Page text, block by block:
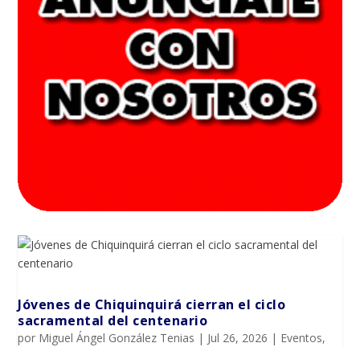
Jóvenes de Chiquinquirá cierran el ciclo
sacramental del centenario
por Miguel Ángel González Tenias | Jul 26, 2026 | Eventos,